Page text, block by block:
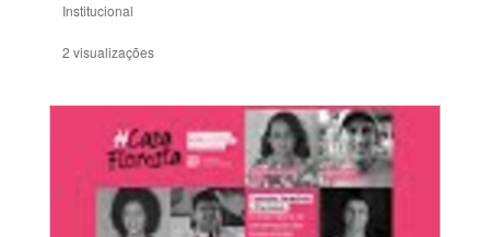
Institucional
2 visualizações